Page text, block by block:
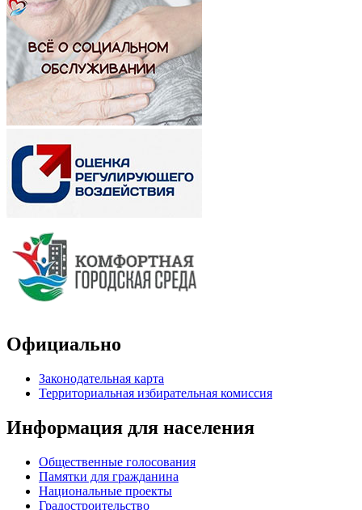
Официально
Законодательная карта
Территориальная избирательная комиссия
Информация для населения
Общественные голосования
Памятки для гражданина
Национальные проекты
Градостроительство